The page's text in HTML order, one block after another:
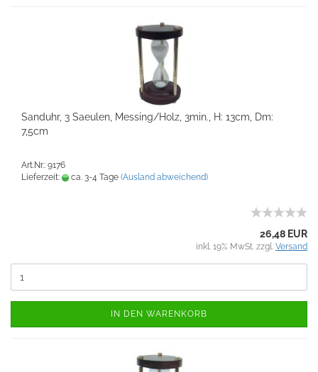
Sanduhr, 3 Saeulen, Messing/Holz, 3min., H: 13cm, Dm:
7,5cm
Art.Nr.: 9176
Lieferzeit:
ca. 3-4 Tage (Ausland abweichend)
26,48 EUR
inkl. 19% MwSt. zzgl. Versand
IN DEN WARENKORB